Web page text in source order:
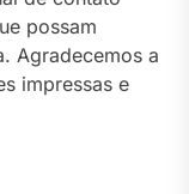
possam
Agradecemos a
impressas e